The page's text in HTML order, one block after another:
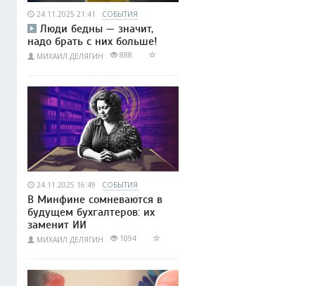
24.11.2025 21:41 СОБЫТИЯ
Люди бедны — значит,
надо брать с них больше!
МИХАИЛ ДЕЛЯГИН 888
24.11.2025 16:49 СОБЫТИЯ
В Минфине сомневаются в
будущем бухгалтеров: их
заменит ИИ
МИХАИЛ ДЕЛЯГИН 1094